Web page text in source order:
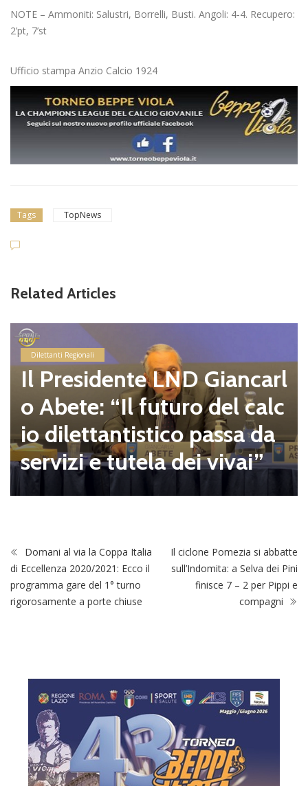
NOTE – Ammoniti: Salustri, Borrelli, Busti. Angoli: 4-4. Recupero:
2’pt, 7’st
Ufficio stampa Anzio Calcio 1924
Tags TopNews
Related Articles
Dilettanti Regionali
Il Presidente LND Giancarl
o Abete: “Il futuro del calc
io dilettantistico passa da
servizi e tutela dei vivai”
Domani al via la Coppa Italia
di Eccellenza 2020/2021: Ecco il
programma gare del 1° turno
rigorosamente a porte chiuse
Il ciclone Pomezia si abbatte
sull’Indomita: a Selva dei Pini
finisce 7 – 2 per Pippi e
compagni